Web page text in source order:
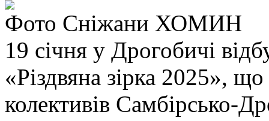
Фото Сніжани ХОМИН
19 січня у Дрогобичі
«Різдвяна зірка 2025»,
колективів Самбірсько-